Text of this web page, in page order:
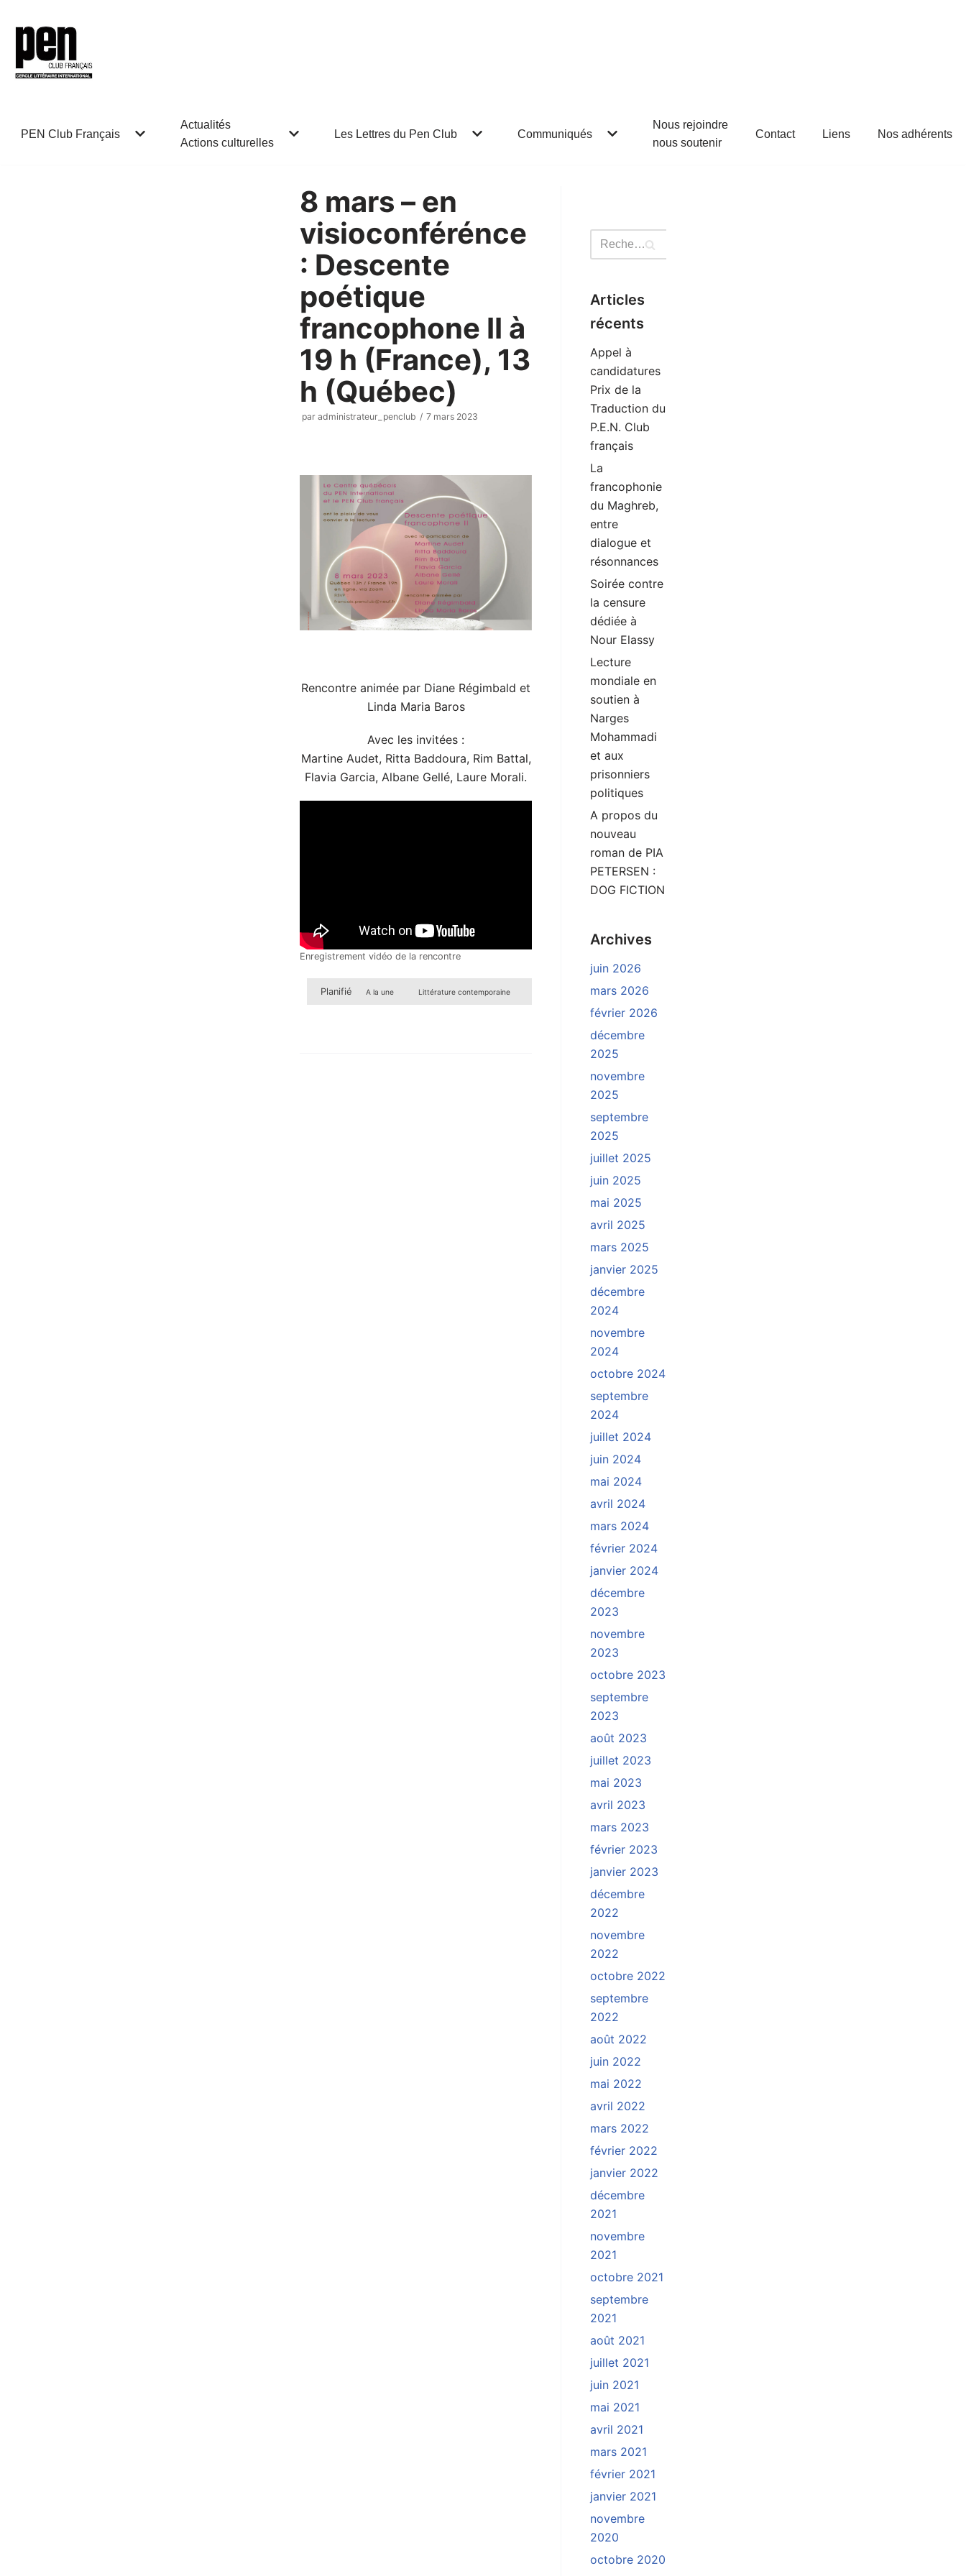
au
contenu
PEN Club Français
Actualités
Actions culturelles
Les Lettres du Pen Club Communiqués
Nous rejoindre
nous soutenir
Contact Liens Nos adhérents
8 mars – en
visioconférénce
: Descente
poétique
francophone II à
19 h (France), 13
h (Québec)
par administrateur_penclub 7 mars 2023
Rencontre animée par Diane Régimbald et
Linda Maria Baros
Avec les invitées :
Martine Audet, Ritta Baddoura, Rim Battal,
Flavia Garcia, Albane Gellé, Laure Morali.
Enregistrement vidéo de la rencontre
Planifié A la une Littérature contemporaine
Articles
récents
Appel à
candidatures
Prix de la
Traduction du
P.E.N. Club
français
La
francophonie
du Maghreb,
entre
dialogue et
résonnances
Soirée contre
la censure
dédiée à
Nour Elassy
Lecture
mondiale en
soutien à
Narges
Mohammadi
et aux
prisonniers
politiques
A propos du
nouveau
roman de PIA
PETERSEN :
DOG FICTION
Archives
juin 2026
mars 2026
février 2026
décembre
2025
novembre
2025
septembre
2025
juillet 2025
juin 2025
mai 2025
avril 2025
mars 2025
janvier 2025
décembre
2024
novembre
2024
octobre 2024
septembre
2024
juillet 2024
juin 2024
mai 2024
avril 2024
mars 2024
février 2024
janvier 2024
décembre
2023
novembre
2023
octobre 2023
septembre
2023
août 2023
juillet 2023
mai 2023
avril 2023
mars 2023
février 2023
janvier 2023
décembre
2022
novembre
2022
octobre 2022
septembre
2022
août 2022
juin 2022
mai 2022
avril 2022
mars 2022
février 2022
janvier 2022
décembre
2021
novembre
2021
octobre 2021
septembre
2021
août 2021
juillet 2021
juin 2021
mai 2021
avril 2021
mars 2021
février 2021
janvier 2021
novembre
2020
octobre 2020